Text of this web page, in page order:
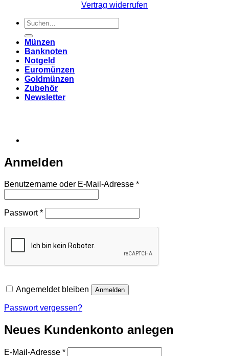
Vertrag widerrufen
Suchen
nach:
Münzen
Banknoten
Notgeld
Euromünzen
Goldmünzen
Zubehör
Newsletter
Anmelden
Benutzername oder E-Mail-Adresse *Erforderlich
Passwort*Erforderlich
Angemeldet bleiben Anmelden
Passwort vergessen?
Neues Kundenkonto anlegen
E-Mail-Adresse *Erforderlich